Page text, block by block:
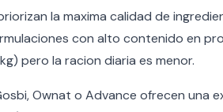
la maxima calidad de
con alto contenido en
pero la racion diaria es menor.
Ownat o Advance ofrecen una